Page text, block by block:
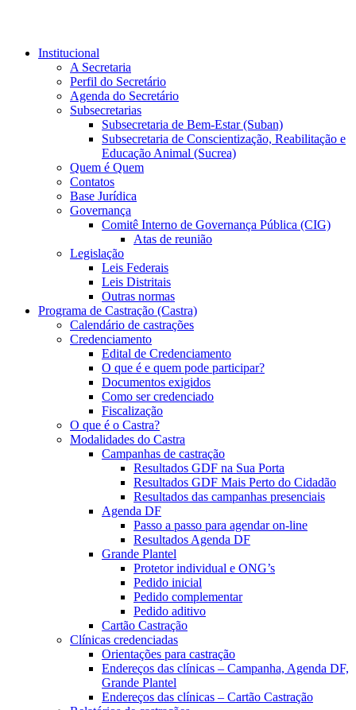
Institucional
A Secretaria
Perfil do Secretário
Agenda do Secretário
Subsecretarias
Subsecretaria de Bem-Estar (Suban)
Subsecretaria de Conscientização, Reabilitação e
Educação Animal (Sucrea)
Quem é Quem
Contatos
Base Jurídica
Governança
Comitê Interno de Governança Pública (CIG)
Atas de reunião
Legislação
Leis Federais
Leis Distritais
Outras normas
Programa de Castração (Castra)
Calendário de castrações
Credenciamento
Edital de Credenciamento
O que é e quem pode participar?
Documentos exigidos
Como ser credenciado
Fiscalização
O que é o Castra?
Modalidades do Castra
Campanhas de castração
Resultados GDF na Sua Porta
Resultados GDF Mais Perto do Cidadão
Resultados das campanhas presenciais
Agenda DF
Passo a passo para agendar on-line
Resultados Agenda DF
Grande Plantel
Protetor individual e ONG’s
Pedido inicial
Pedido complementar
Pedido aditivo
Cartão Castração
Clínicas credenciadas
Orientações para castração
Endereços das clínicas – Campanha, Agenda DF,
Grande Plantel
Endereços das clínicas – Cartão Castração